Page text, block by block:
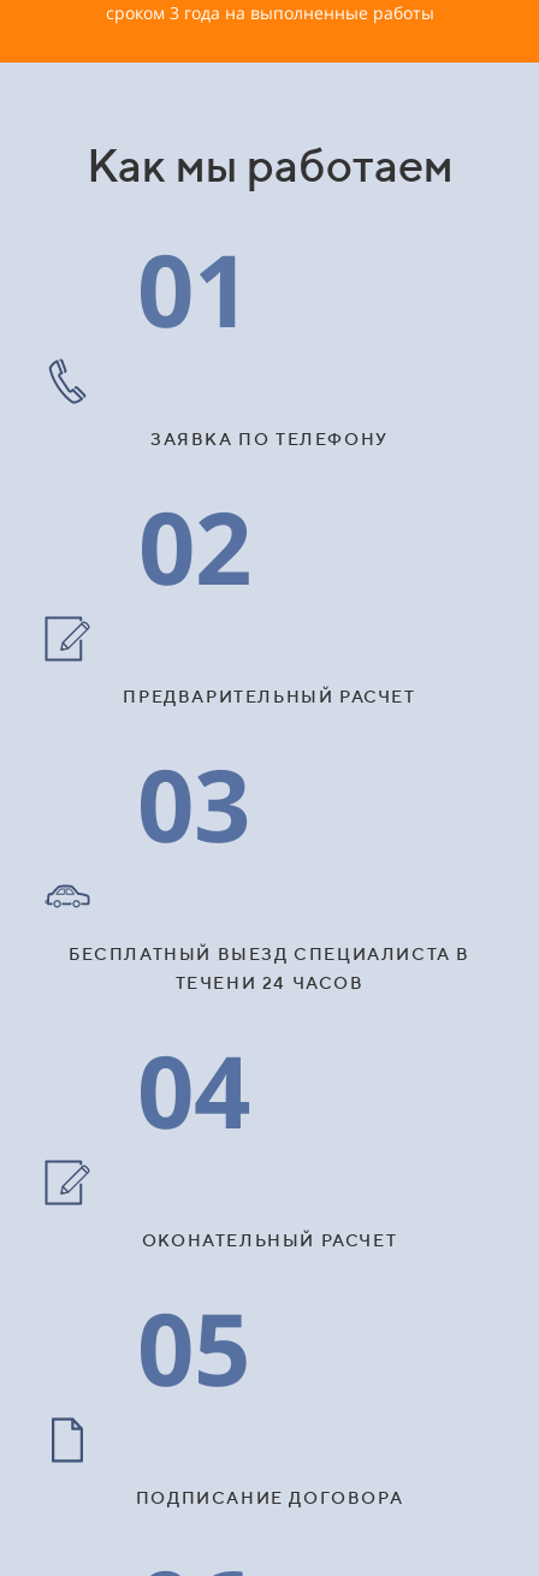
сроком 3 года на выполненные работы
Как мы работаем
01
ЗАЯВКА ПО ТЕЛЕФОНУ
02
ПРЕДВАРИТЕЛЬНЫЙ РАСЧЕТ
03
БЕСПЛАТНЫЙ ВЫЕЗД СПЕЦИАЛИСТА В
ТЕЧЕНИ 24 ЧАСОВ
04
ОКОНАТЕЛЬНЫЙ РАСЧЕТ
05
ПОДПИСАНИЕ ДОГОВОРА